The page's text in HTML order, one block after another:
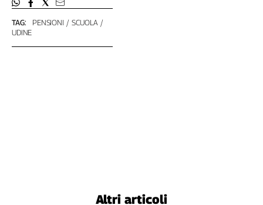
Puglia
Sardegna
Sicilia
TAG: PENSIONI
SCUOLA
UDINE
Altri articoli